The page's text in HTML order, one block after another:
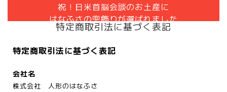
祝！日米首脳会談のお土産に
はなふさの兜飾りが選ばれました
特定商取引法に基づく表記
特定商取引法に基づく表記
会社名
株式会社 人形のはなふさ